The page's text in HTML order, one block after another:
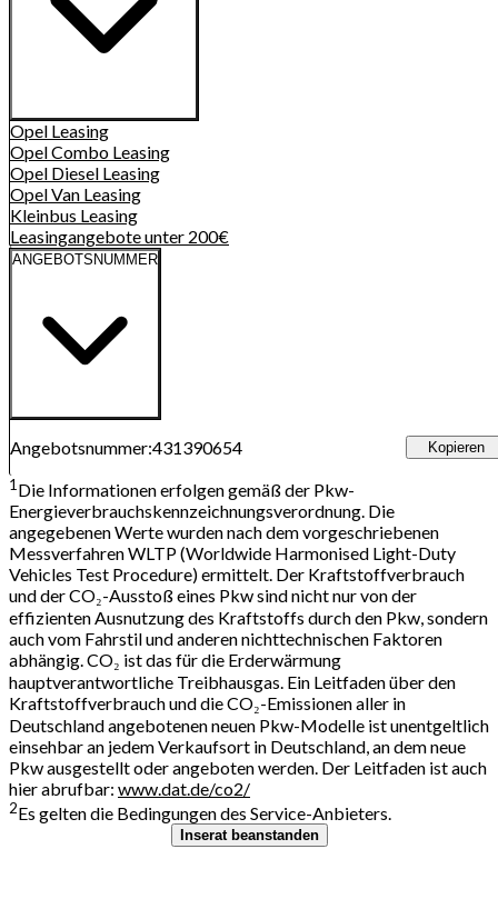
Opel Leasing
Opel Combo Leasing
Opel Diesel Leasing
Opel Van Leasing
Kleinbus Leasing
Leasingangebote unter 200€
ANGEBOTSNUMMER
Angebotsnummer:431390654 Kopieren
1 Die Informationen erfolgen gemäß der Pkw-
Energieverbrauchskennzeichnungsverordnung. Die
angegebenen Werte wurden nach dem vorgeschriebenen
Messverfahren WLTP (Worldwide Harmonised Light-Duty
Vehicles Test Procedure) ermittelt. Der Kraftstoffverbrauch
und der CO₂-Ausstoß eines Pkw sind nicht nur von der
effizienten Ausnutzung des Kraftstoffs durch den Pkw, sondern
auch vom Fahrstil und anderen nichttechnischen Faktoren
abhängig. CO₂ ist das für die Erderwärmung
hauptverantwortliche Treibhausgas. Ein Leitfaden über den
Kraftstoffverbrauch und die CO₂-Emissionen aller in
Deutschland angebotenen neuen Pkw-Modelle ist unentgeltlich
einsehbar an jedem Verkaufsort in Deutschland, an dem neue
Pkw ausgestellt oder angeboten werden. Der Leitfaden ist auch
hier abrufbar: www.dat.de/co2/
2Es gelten die Bedingungen des Service-Anbieters.
Inserat beanstanden